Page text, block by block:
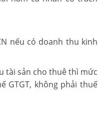
nếu có doanh thu kinh
tài sản cho thuê thì mức
GTGT, không phải thuế